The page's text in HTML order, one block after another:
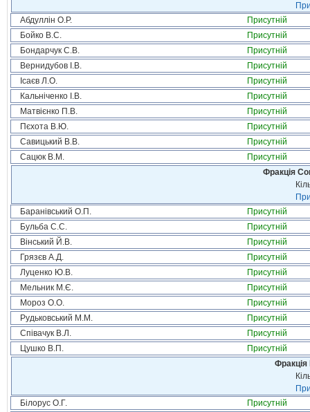
Абдуллін О.Р.
Присутній
Бойко В.С.
Присутній
Бондарчук С.В.
Присутній
Вернидубов І.В.
Присутній
Ісаєв Л.О.
Присутній
Кальніченко І.В.
Присутній
Матвієнко П.В.
Присутній
Пєхота В.Ю.
Присутній
Савицький В.В.
Присутній
Сацюк В.М.
Присутній
Фракція
Баранівський О.П.
Присутній
Бульба С.С.
Присутній
Вінський Й.В.
Присутній
Грязєв А.Д.
Присутній
Луценко Ю.В.
Присутній
Мельник М.Є.
Присутній
Мороз О.О.
Присутній
Рудьковський М.М.
Присутній
Співачук В.Л.
Присутній
Цушко В.П.
Присутній
Білорус О.Г.
Присутній